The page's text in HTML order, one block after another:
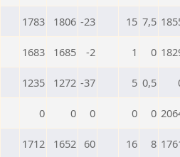
1783 1806 -23 15 7,5
1683 1685 -2 1 0
1235 1272 -37 5 0,5
0 0 0 0 0
1712 1652 60 16 8